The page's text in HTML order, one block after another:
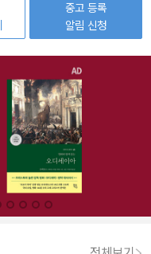
중고 등록
알림 신청